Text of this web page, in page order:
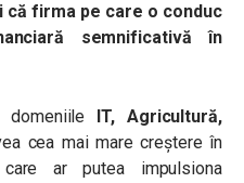
că firma pe care o conduc
semnificativă în
domeniile IT, Agricultură,
cea mai mare creștere în
ar putea impulsiona